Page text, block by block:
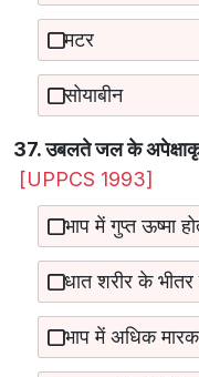
मटर
सोयाबीन
37. उबलते जल के
[UPPCS 1993]
भाप में गुप्त ऊष्मा
धात शरीर के
भाप में अधिक मारक